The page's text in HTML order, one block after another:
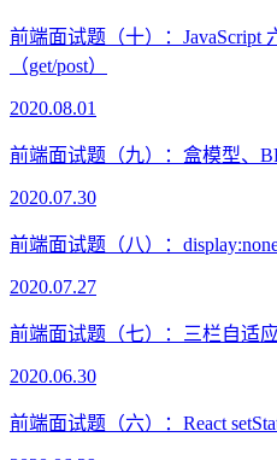
前端面试题（十）：JavaScript
（get/post）
2020.08.01
前端面试题（九）：盒模型、
2020.07.30
前端面试题（八）：
2020.07.27
前端面试题（七）：三栏自适
2020.06.30
前端面试题（六）：React